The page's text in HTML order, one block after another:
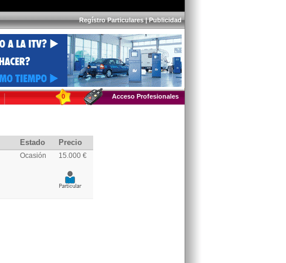
Regístro Particulares|Publicidad
0 Acceso Profesionales
Estado Precio
Ocasión 15.000 €